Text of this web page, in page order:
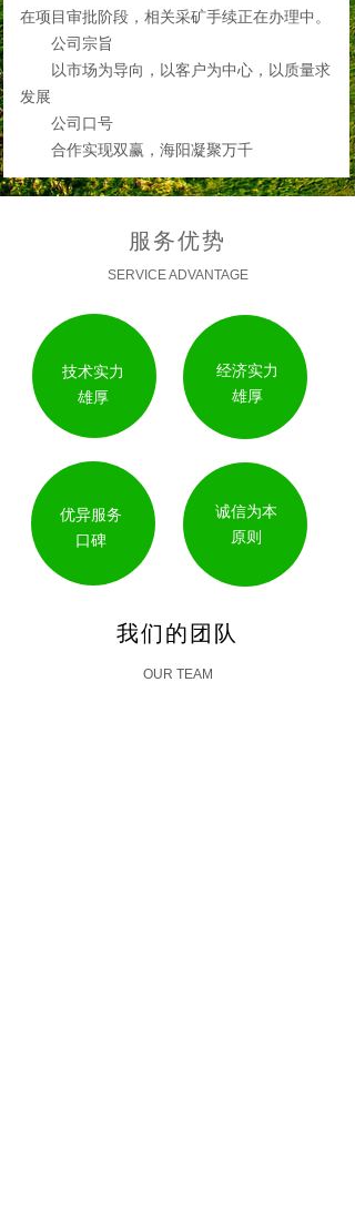
在项目审批阶段，相关采矿手续正在办理中。
公司宗旨
以市场为导向，以客户为中心，以质量求
发展
公司口号
合作实现双赢，海阳凝聚万千
服务优势
SERVICE ADVANTAGE
经济实力
雄厚
技术实力
雄厚
诚信为本
原则
优异服务
口碑
我们的团队
OUR TEAM